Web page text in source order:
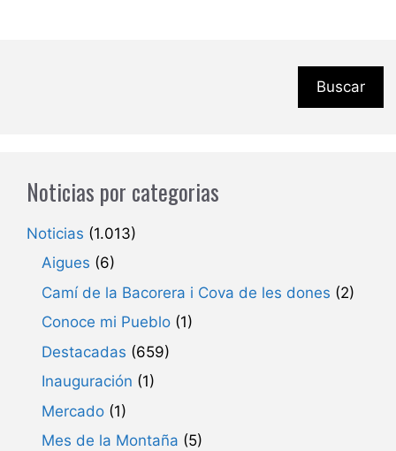
Buscar
Noticias por categorias
Noticias (1.013)
Aigues (6)
Camí de la Bacorera i Cova de les dones (2)
Conoce mi Pueblo (1)
Destacadas (659)
Inauguración (1)
Mercado (1)
Mes de la Montaña (5)